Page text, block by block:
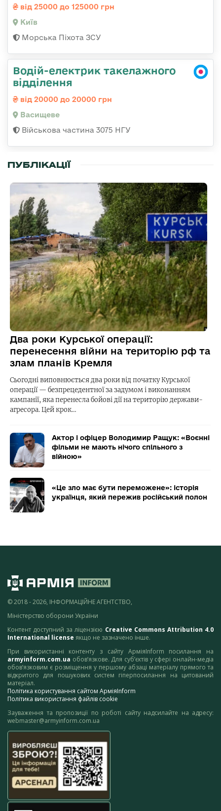
від 25000 до 125000 грн
Київ
Морська Піхота ЗСУ
Водій-електрик такелажного
відділення
від 20000 до 20000 грн
Васищеве
Військова частина 3075 НГУ
ПУБЛІКАЦІЇ
Два роки Курської операції:
перенесення війни на територію рф та
злам планів Кремля
Сьогодні виповнюється два роки від початку Курської
операції — безпрецедентної за задумом і виконанням
кампанії, яка перенесла бойові дії на територію держави-
агресора. Цей крок…
Актор і офіцер Володимир Ращук: «Воєнні
фільми не мають нічого спільного з
війною»
«Це зло має бути переможене»: історія
українця, який пережив російський полон
© 2018 - 2026, ІНФОРМАЦІЙНЕ АГЕНТСТВО,
Міністерство оборони України
Контент доступний за ліцензією Creative Commons Attribution 4.0
International license якщо не зазначено інше.
При використанні контенту з сайту АрміяInform посилання на
armyinform.com.ua обов’язкове. Для суб’єктів у сфері онлайн-медіа
обов’язковим є розміщення у першому абзаці матеріалу прямого та
відкритого для пошукових систем гіперпосилання на цитований
матеріал.
Політика користування сайтом АрміяInform
Політика використання файлів cookie
Зауваження та пропозиції по роботі сайту надсилайте на адресу:
webmaster@armyinform.com.ua